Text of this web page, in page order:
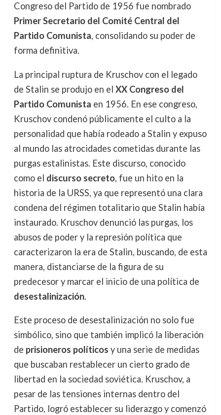
Congreso del Partido de 1956 fue nombrado
Primer Secretario del Comité Central del
Partido Comunista, consolidando su poder de
forma definitiva.
La principal ruptura de Kruschov con el legado
de Stalin se produjo en el XX Congreso del
Partido Comunista en 1956. En ese congreso,
Kruschov condenó públicamente el culto a la
personalidad que había rodeado a Stalin y expuso
al mundo las atrocidades cometidas durante las
purgas estalinistas. Este discurso, conocido
como el discurso secreto, fue un hito en la
historia de la URSS, ya que representó una clara
condena del régimen totalitario que Stalin había
instaurado. Kruschov denunció las purgas, los
abusos de poder y la represión política que
caracterizaron la era de Stalin, buscando, de esta
manera, distanciarse de la figura de su
predecesor y marcar el inicio de una política de
desestalinización.
Este proceso de desestalinización no solo fue
simbólico, sino que también implicó la liberación
de prisioneros políticos y una serie de medidas
que buscaban restablecer un cierto grado de
libertad en la sociedad soviética. Kruschov, a
pesar de las tensiones internas dentro del
Partido, logró establecer su liderazgo y comenzó